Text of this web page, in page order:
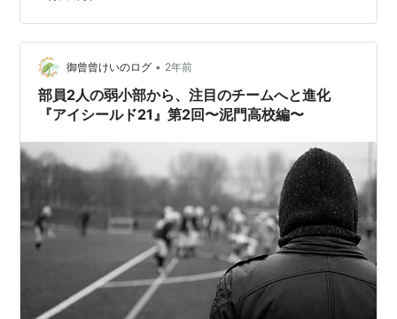
第2回〜泥門高校編〜 - 御曾曾けいのログ 真のエースと
虚構のエースがいる“王城ホワイトナイツ” 主人公・セナ
のライバル・進清十郎の所属するのが“王城ホワイトナイ
ツ”です。 進は…
御曾曾けいのログ • 2年前
部員2人の弱小部から、注目のチームへと進化
『アイシールド21』第2回〜泥門高校編〜